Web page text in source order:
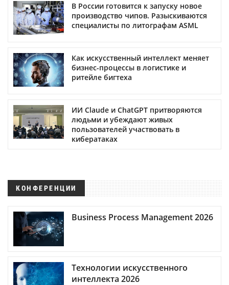
В России готовится к запуску новое
производство чипов. Разыскиваются
специалисты по литографам ASML
Как искусственный интеллект меняет
бизнес-процессы в логистике и
ритейле бигтеха
ИИ Claude и ChatGPT притворяются
людьми и убеждают живых
пользователей участвовать в
кибератаках
КОНФЕРЕНЦИИ
Business Process Management 2026
Технологии искусственного
интеллекта 2026